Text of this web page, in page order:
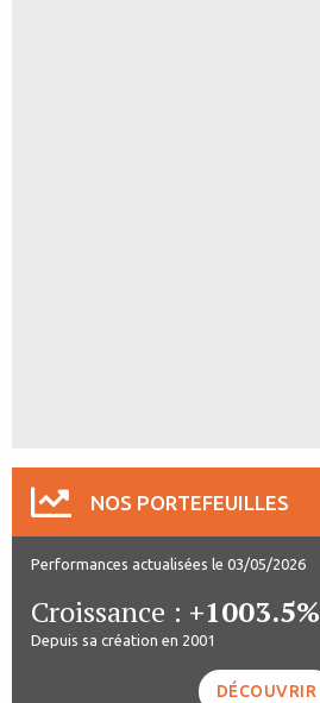
NOS PORTEFEUILLES
Performances actualisées le 03/05/2026
Croissance : +1003.5%
Depuis sa création en 2001
DÉCOUVRIR